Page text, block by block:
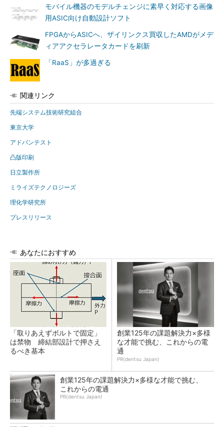
モバイル機器のモデルチェンジに素早く対応する画像
用ASIC向け自動設計ソフト
FPGAからASICへ、ザイリンクス買収したAMDがメデ
ィアアクセラレータカードを刷新
「RaaS」が多過ぎる
関連リンク
先端システム技術研究組合
東京大学
アドバンテスト
凸版印刷
日立製作所
ミライズテクノロジーズ
理化学研究所
プレスリリース
あなたにおすすめ
「取りあえずボルトで固定」
は禁物 締結部設計で押さえ
るべき基本
創業125年の課題解決力×多様
な才能で挑む、これからの電
通
PR(dentsu Japan)
創業125年の課題解決力×多様な才能で挑む、
これからの電通
PR(dentsu Japan)